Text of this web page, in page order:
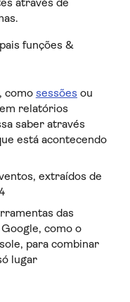
funções &
como sessões ou
relatórios
saber através
está acontecendo
extraídos de
das
como o
para combinar
lugar